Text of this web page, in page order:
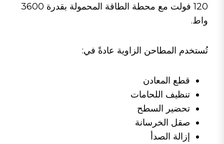
120 فولت مع محطة الطاقة المحمولة بقدرة 3600
واط.
تُستخدم المطاحن الزاوية عادةً في:
قطع المعادن
تنظيف اللحامات
تحضير السطح
صقل الخرسانة
إزالة الصدأ